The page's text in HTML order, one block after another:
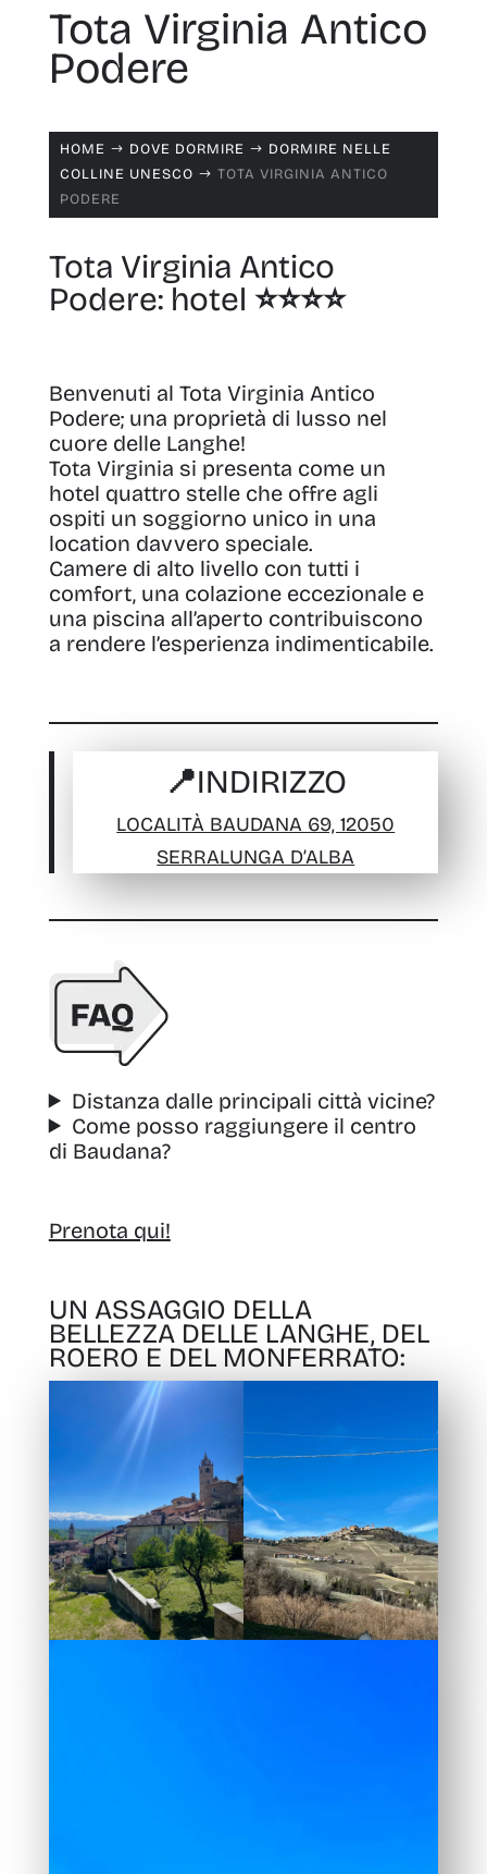
Tota Virginia Antico
Podere
HOME $ DOVE DORMIRE $ DORMIRE NELLE
COLLINE UNESCO $ TOTA VIRGINIA ANTICO
PODERE
Tota Virginia Antico
Podere: hotel ⭐️⭐️⭐️⭐️
Benvenuti al Tota Virginia Antico
Podere; una proprietà di lusso nel
cuore delle Langhe!
Tota Virginia si presenta come un
hotel quattro stelle che offre agli
ospiti un soggiorno unico in una
location davvero speciale.
Camere di alto livello con tutti i
comfort, una colazione eccezionale e
una piscina all’aperto contribuiscono
a rendere l’esperienza indimenticabile.
📍INDIRIZZO
LOCALITÀ BAUDANA 69, 12050
SERRALUNGA D’ALBA
Distanza dalle principali città vicine?
Come posso raggiungere il centro
di Baudana?
Prenota qui!
UN ASSAGGIO DELLA
BELLEZZA DELLE LANGHE, DEL
ROERO E DEL MONFERRATO: